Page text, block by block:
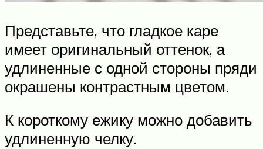
Представьте, что гладкое каре
имеет оригинальный оттенок, а
удлиненные с одной стороны пряди
окрашены контрастным цветом.
К короткому ежику можно добавить
удлиненную челку.